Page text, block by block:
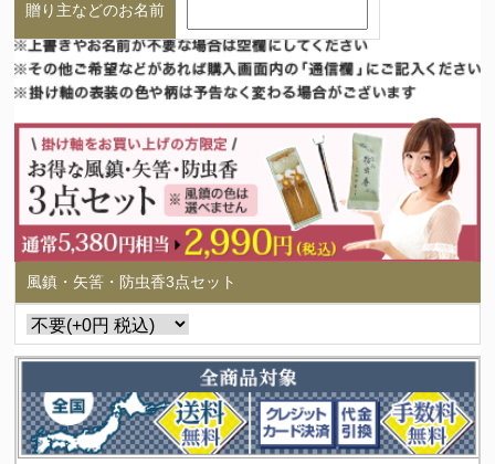
贈り主などのお名前
風鎮・矢筈・防虫香3点セット